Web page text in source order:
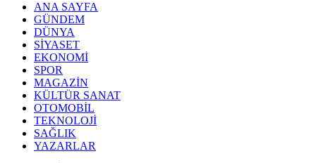
ANA SAYFA
GÜNDEM
DÜNYA
SİYASET
EKONOMİ
SPOR
MAGAZİN
KÜLTÜR SANAT
OTOMOBİL
TEKNOLOJİ
SAĞLIK
YAZARLAR